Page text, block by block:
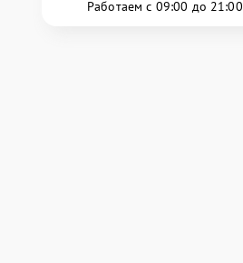
Работаем с 09:00 до 21:00